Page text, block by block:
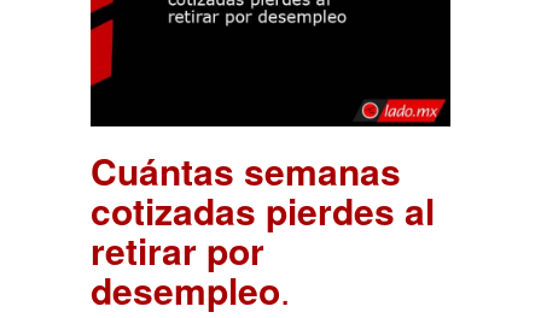
Cuántas semanas
cotizadas pierdes al
retirar por
desempleo.